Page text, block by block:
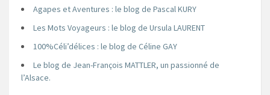
Agapes et Aventures : le blog de Pascal KURY
Les Mots Voyageurs : le blog de Ursula LAURENT
100%Céli’délices : le blog de Céline GAY
Le blog de Jean-François MATTLER, un passionné de
l’Alsace.